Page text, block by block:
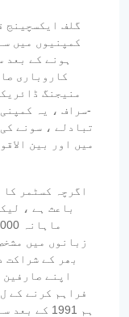
گلف ایکسچینج
کاروباری
منیجنگ
-سراف ، یہ
تبادلے ، سونے
میں اور بین
اگرچہ کسٹمر
باعث ہے ،
زبانوں میں
بھر کے شراکت
اپنے
فراہم کرنے کے
ہم 1991